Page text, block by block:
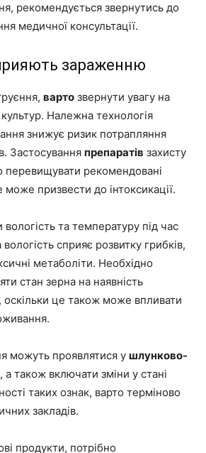
рекомендується звернутись до
медичної консультації.
зараженню
варто звернути увагу на
Належна технологія
знижує ризик потрапляння
Застосування препаратів захисту
перевищувати рекомендовані
призвести до інтоксикації.
та температуру під час
сприяє розвитку грибків,
метаболіти. Необхідно
стан зерна на наявність
оскільки це також може впливати
можуть проявлятися у шлунково-
а також включати зміни у стані
таких ознак, варто терміново
закладів.
продукти, потрібно